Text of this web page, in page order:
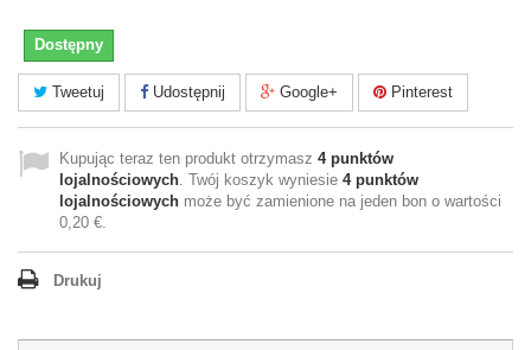
Dostępny
Tweetuj Udostępnij Google+ Pinterest
Kupując teraz ten produkt otrzymasz 4punktów
lojalnościowych. Twój koszyk wyniesie 4punktów
lojalnościowych może być zamienione na jeden bon o wartości
0,20 €.
Drukuj